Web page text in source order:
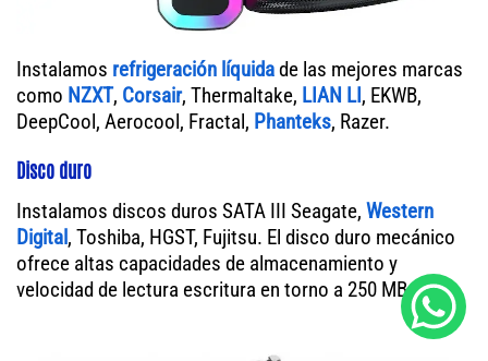
Instalamos refrigeración líquidade las mejores marcas
como NZXT, Corsair, Thermaltake, LIAN LI, EKWB,
DeepCool, Aerocool, Fractal, Phanteks, Razer.
Disco duro
Instalamos discos duros SATA III Seagate, Western
Digital, Toshiba, HGST, Fujitsu. El disco duro mecánico
ofrece altas capacidades de almacenamiento y
velocidad de lectura escritura en torno a 250 MB/s.